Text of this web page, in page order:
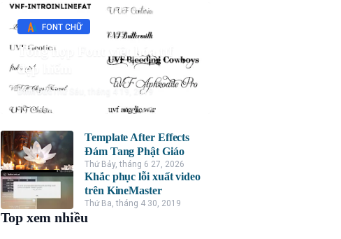
FONT CHỮ
Tổng hợp Font việt hóa ttf
đẹp hiếm
Đình ĐứcThứ Sáu, tháng 4 19, 2019
Template After Effects
Đám Tang Phật Giáo
Thứ Bảy, tháng 6 27, 2026
Khắc phục lỗi xuất video
trên KineMaster
Thứ Ba, tháng 4 30, 2019
Top xem nhiều